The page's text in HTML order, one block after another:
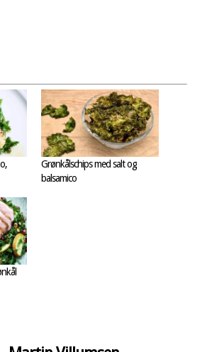
Grønkålschips med salt og
balsamico